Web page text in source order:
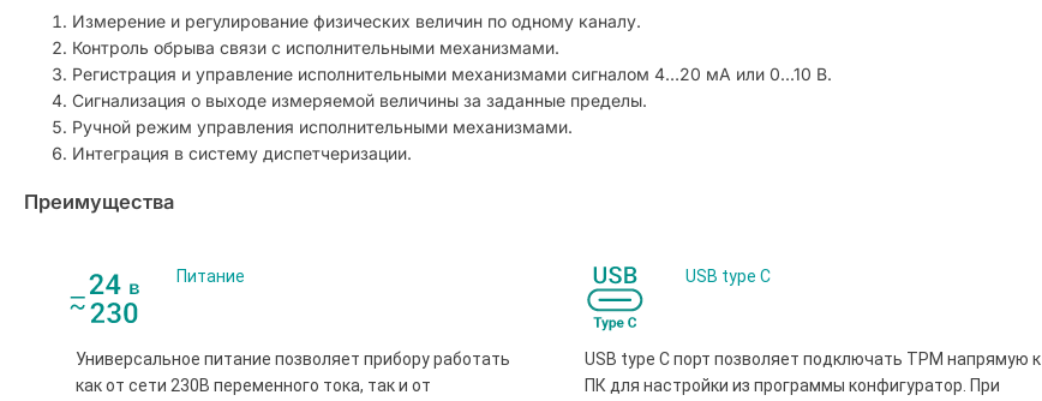
Измерение и регулирование физических величин по одному каналу.
Контроль обрыва связи с исполнительными механизмами.
Регистрация и управление исполнительными механизмами сигналом 4…20 мА или 0...10 В.
Сигнализация о выходе измеряемой величины за заданные пределы.
Ручной режим управления исполнительными механизмами.
Интеграция в систему диспетчеризации.
Преимущества
Питание
Универсальное питание позволяет прибору работать
как от сети 230В переменного тока, так и от
USB type С
USB type С порт позволяет подключать ТРМ напрямую к
ПК для настройки из программы конфигуратор. При